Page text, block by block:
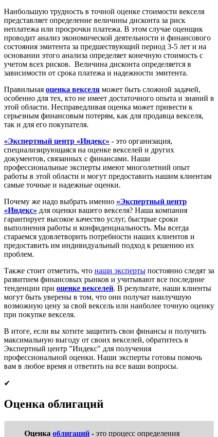
Наибольшую трудность в точной оценке стоимости векселя
представляет определение величины дисконта за риск
неплатежа или просрочки платежа. В этом случае оценщик
проводит анализ экономической деятельности и финансового
состояния эмитента за предшествующий период 3-5 лет и на
основании этого анализа определяет конечную стоимость с
учетом всех рисков. Величина дисконта определяется в
зависимости от срока платежа и надежности эмитента.
Правильная оценка векселя может быть сложной задачей,
особенно для тех, кто не имеет достаточного опыта и знаний в
этой области. Несправедливая оценка может привести к
серьезным финансовым потерям, как для продавца векселя,
так и для его покупателя.
«Экспертный центр «Индекс» - это организация,
специализирующаяся на оценке векселей и других
документов, связанных с финансами. Наши
профессиональные эксперты имеют многолетний опыт
работы в этой области и могут предоставить нашим клиентам
самые точные и надежные оценки.
Почему же надо выбрать именно «Экспертный центр
«Индекс» для оценки вашего векселя? Наша компания
гарантирует высокое качество услуг, быстрые сроки
выполнения работы и конфиденциальность. Мы всегда
стараемся удовлетворить потребности наших клиентов и
предоставить им индивидуальный подход к решению их
проблем.
Также стоит отметить, что наши эксперты постоянно следят за
развитием финансовых рынков и учитывают все последние
тенденции при оценке векселей. В результате, наши клиенты
могут быть уверены в том, что они получат наилучшую
возможную цену за свой вексель или наиболее точную оценку
при покупке векселя.
В итоге, если вы хотите защитить свои финансы и получить
максимальную выгоду от своих векселей, обратитесь в
Экспертный центр "Индекс" для получения
профессиональной оценки. Наши эксперты готовы помочь
вам в любое время и ответить на все ваши вопросы.
✔
Оценка облигаций
Оценка облигаций - это процесс определения